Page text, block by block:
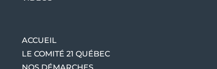
ACCUEIL
LE COMITÉ 21 QUÉBEC